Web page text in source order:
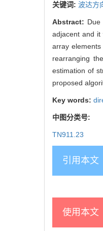
关键词: 波达方
Abstract:
adjacent and
array
rearranging
estimation of
proposed
Key words:
中图分类号:
TN911.23
引用本文
使用本文